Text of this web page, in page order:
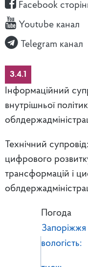
Facebook
Youtube канал
Telegram канал
3.4.1
Інформаційний
внутрішньої
Технічний
цифрового
трансформацій і
Погода
Запоріжжя
вологість: